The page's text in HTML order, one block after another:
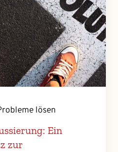
lösen
Ein
zur